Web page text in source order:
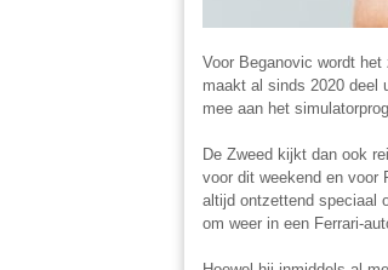
Voor Beganovic wordt
maakt al sinds 2020 deel
mee aan het
De Zweed kijkt dan ook
voor dit weekend en
altijd ontzettend speciaal
om weer in een Ferrari-